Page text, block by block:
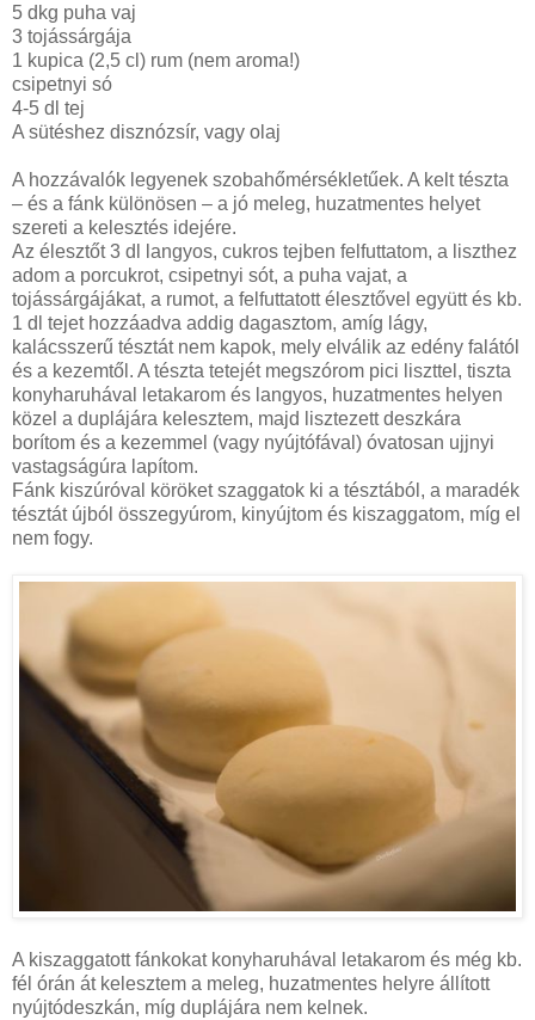
5 dkg puha vaj
3 tojássárgája
1 kupica (2,5 cl) rum (nem aroma!)
csipetnyi só
4-5 dl tej
A sütéshez disznózsír, vagy olaj
A hozzávalók legyenek szobahőmérsékletűek. A kelt tészta
– és a fánk különösen – a jó meleg, huzatmentes helyet
szereti a kelesztés idejére.
Az élesztőt 3 dl langyos, cukros tejben felfuttatom, a liszthez
adom a porcukrot, csipetnyi sót, a puha vajat, a
tojássárgájákat, a rumot, a felfuttatott élesztővel együtt és kb.
1 dl tejet hozzáadva addig dagasztom, amíg lágy,
kalácsszerű tésztát nem kapok, mely elválik az edény falától
és a kezemtől. A tészta tetejét megszórom pici liszttel, tiszta
konyharuhával letakarom és langyos, huzatmentes helyen
közel a duplájára kelesztem, majd lisztezett deszkára
borítom és a kezemmel (vagy nyújtófával) óvatosan ujjnyi
vastagságúra lapítom.
Fánk kiszúróval köröket szaggatok ki a tésztából, a maradék
tésztát újból összegyúrom, kinyújtom és kiszaggatom, míg el
nem fogy.
A kiszaggatott fánkokat konyharuhával letakarom és még kb.
fél órán át kelesztem a meleg, huzatmentes helyre állított
nyújtódeszkán, míg duplájára nem kelnek.